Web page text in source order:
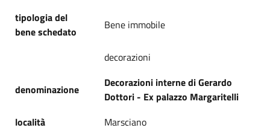
tipologia del
bene schedato
Bene immobile
decorazioni
denominazione
Decorazioni interne di Gerardo
Dottori - Ex palazzo Margaritelli
località
Marsciano